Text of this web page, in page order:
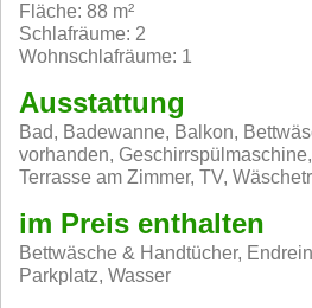
Fläche: 88 m²
Schlafräume: 2
Wohnschlafräume: 1
Ausstattung
Bad, Badewanne, Balkon,
vorhanden,
Terrasse am Zimmer, TV,
im Preis enthalten
Bettwäsche & Handtücher,
Parkplatz, Wasser